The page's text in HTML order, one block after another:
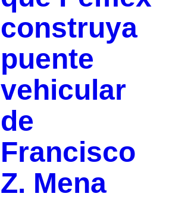
construya
puente
vehicular
de
Francisco
Z. Mena